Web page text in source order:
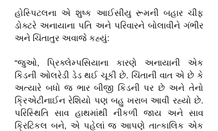
​હોસ્પિટલના એ શુષ્ક આઈસીયુ રૂમની બહાર ચીફ
ડોક્ટરે અનાયાના પતિ અને પરિવારને બોલાવીને ગંભીર
અને ચિંતાતુર અવાજે કહ્યું:
​“જુઓ, પ્રિક્લેમ્પસિયાના કારણે અનાયાની એક
કિડની ઓલરેડી ડેડ થઈ ચૂકી છે. ચિંતાની વાત એ છે કે
અત્યારે બધો જ ભાર બીજી કિડની પર છે અને તેનો
ક્રિએટીનાઈન રેશિયો પણ બહુ ખરાબ આવી રહ્યો છે.
પરિસ્થિતિ સાવ હાથમાંથી નીકળી જાય અને સાવ
ક્રિટિકલ બને, એ પહેલાં જ આપણે તાત્કાલિક એક